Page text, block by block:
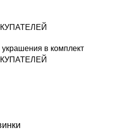
в комплект